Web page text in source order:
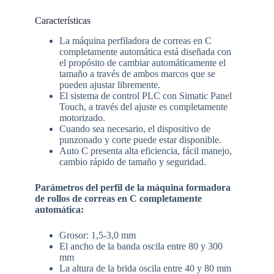
Características
La máquina perfiladora de correas en C
completamente automática está diseñada con
el propósito de cambiar automáticamente el
tamaño a través de ambos marcos que se
pueden ajustar libremente.
El sistema de control PLC con Simatic Panel
Touch, a través del ajuste es completamente
motorizado.
Cuando sea necesario, el dispositivo de
punzonado y corte puede estar disponible.
Auto C presenta alta eficiencia, fácil manejo,
cambio rápido de tamaño y seguridad.
Parámetros del perfil de la máquina formadora
de rollos de correas en C completamente
automática:
Grosor: 1,5-3,0 mm
El ancho de la banda oscila entre 80 y 300
mm
La altura de la brida oscila entre 40 y 80 mm